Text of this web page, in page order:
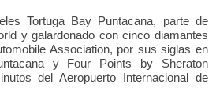
Tortuga Bay Puntacana, parte de
y galardonado con cinco diamantes
Association, por sus siglas en
y Four Points by Sheraton
del Aeropuerto Internacional de